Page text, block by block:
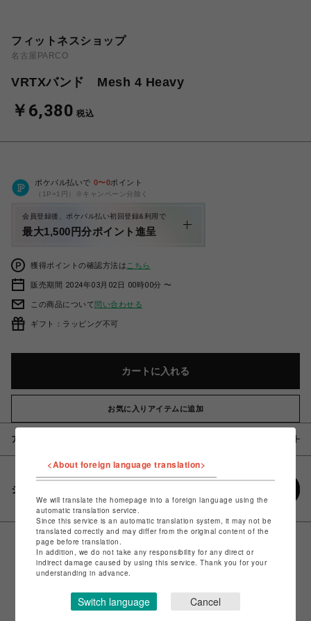
フィットネスショップ
名古屋PARCO
VRTXバンド Mesh 4 Heavy
￥6,380 税込
ポケパル払いで 0〜0ポイント
（1P=1円）※キャンペーン分除く
会員登録後、ポケパル払い初回登録&利用で
最大1,500円分ポイント進呈
獲得ポイントの確認方法は こちら
販売期間 2024年03月02日 00時00分 〜
この商品について問い合わせる
ギフト：ラッピング不可
カートに入れる
お気に入りアイテムに追加
アイテム説明 / 素材
シェアする
<About foreign language translation>
We will translate the homepage into a foreign language using the
automatic translation service.
Since this service is an automatic translation system, it may not be
translated correctly and may differ from the original content of the
page before translation.
In addition, we do not take any responsibility for any direct or
indirect damage caused by using this service. Thank you for your
understanding in advance.
Switch language Cancel